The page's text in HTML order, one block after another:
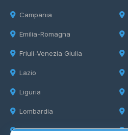
Campania
Emilia-Romagna
Friuli-Venezia Giulia
Lazio
Liguria
Lombardia
Marche